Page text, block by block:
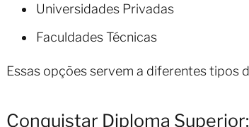
Universidades Privadas
Faculdades Técnicas
Essas opções servem a diferentes tipos
Conquistar Diploma